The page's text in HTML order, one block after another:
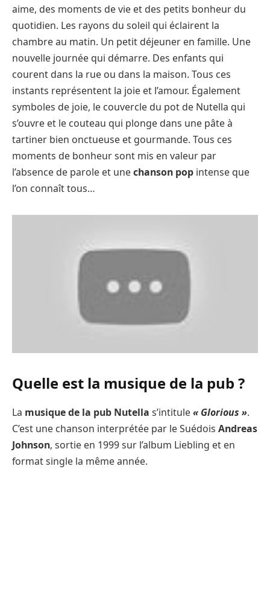
aime, des moments de vie et des petits bonheur du
quotidien. Les rayons du soleil qui éclairent la
chambre au matin. Un petit déjeuner en famille. Une
nouvelle journée qui démarre. Des enfants qui
courent dans la rue ou dans la maison. Tous ces
instants représentent la joie et l’amour. Également
symboles de joie, le couvercle du pot de Nutella qui
s’ouvre et le couteau qui plonge dans une pâte à
tartiner bien onctueuse et gourmande. Tous ces
moments de bonheur sont mis en valeur par
l’absence de parole et unechanson pop intense que
l’on connaît tous…
Quelle est la musique de la pub ?
La musique de la pub Nutella s’intitule« Glorious ».
C’est une chanson interprétée par le Suédois Andreas
Johnson, sortie en 1999 sur l’album Liebling et en
format single la même année.